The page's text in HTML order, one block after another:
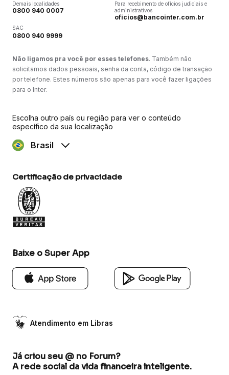
Demais localidades
0800 940 0007
SAC
0800 940 9999
Para recebimento de ofícios judiciais e
administrativos
oficios@bancointer.com.br
Não ligamos pra você por esses telefones. Também não
solicitamos dados pessoais, senha da conta, código de transação
por telefone. Estes números são apenas para você fazer ligações
para o Inter.
Escolha outro país ou região para ver o conteúdo
específico da sua localização
Brasil
Certificação de privacidade
Baixe o Super App
Atendimento em Libras
Já criou seu @ no Forum?
A rede social da vida financeira inteligente.